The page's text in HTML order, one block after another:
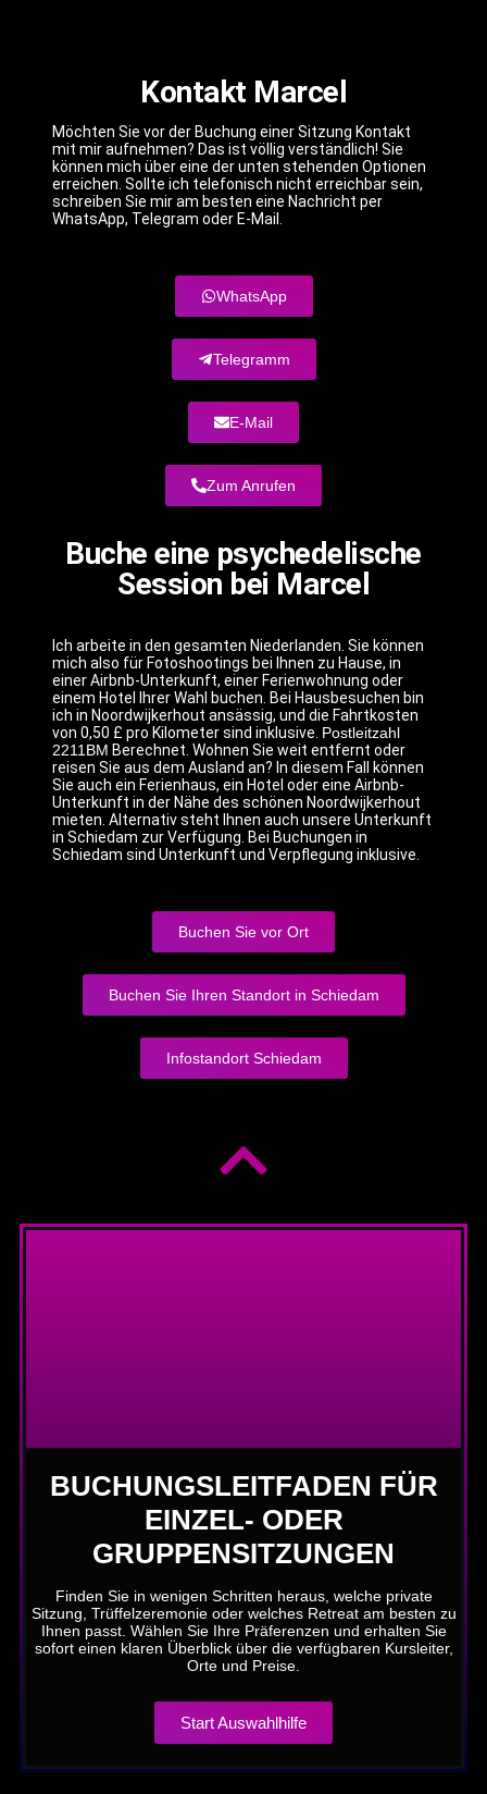
Kontakt Marcel
Möchten Sie vor der Buchung einer Sitzung Kontakt
mit mir aufnehmen? Das ist völlig verständlich! Sie
können mich über eine der unten stehenden Optionen
erreichen. Sollte ich telefonisch nicht erreichbar sein,
schreiben Sie mir am besten eine Nachricht per
WhatsApp, Telegram oder E-Mail.
WhatsApp
Telegramm
E-Mail
Zum Anrufen
Buche eine psychedelische
Session bei Marcel
Ich arbeite in den gesamten Niederlanden. Sie können
mich also für Fotoshootings bei Ihnen zu Hause, in
einer Airbnb-Unterkunft, einer Ferienwohnung oder
einem Hotel Ihrer Wahl buchen. Bei Hausbesuchen bin
ich in Noordwijkerhout ansässig, und die Fahrtkosten
von 0,50 £ pro Kilometer sind inklusive. Postleitzahl
2211BM Berechnet. Wohnen Sie weit entfernt oder
reisen Sie aus dem Ausland an? In diesem Fall können
Sie auch ein Ferienhaus, ein Hotel oder eine Airbnb-
Unterkunft in der Nähe des schönen Noordwijkerhout
mieten. Alternativ steht Ihnen auch unsere Unterkunft
in Schiedam zur Verfügung. Bei Buchungen in
Schiedam sind Unterkunft und Verpflegung inklusive.
Buchen Sie vor Ort
Buchen Sie Ihren Standort in Schiedam
Infostandort Schiedam
BUCHUNGSLEITFADEN FÜR
EINZEL- ODER
GRUPPENSITZUNGEN
Finden Sie in wenigen Schritten heraus, welche private
Sitzung, Trüffelzeremonie oder welches Retreat am besten zu
Ihnen passt. Wählen Sie Ihre Präferenzen und erhalten Sie
sofort einen klaren Überblick über die verfügbaren Kursleiter,
Orte und Preise.
Start Auswahlhilfe